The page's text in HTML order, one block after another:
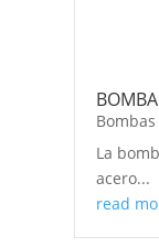
La
acero...
read